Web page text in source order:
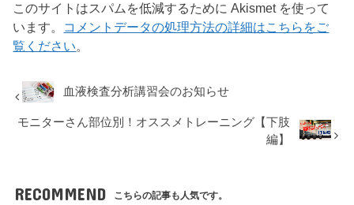
このサイトはスパムを低減するために Akismet を使って
います。 コメントデータの処理方法の詳細はこちらをご
覧ください。
血液検査分析講習会のお知らせ
モニターさん部位別！オススメトレーニング【下肢
編】
RECOMMEND こちらの記事も人気です。